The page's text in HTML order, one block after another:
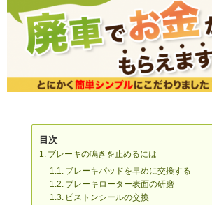
目次
ブレーキの鳴きを止めるには
ブレーキパッドを早めに交換する
ブレーキローター表面の研磨
ピストンシールの交換